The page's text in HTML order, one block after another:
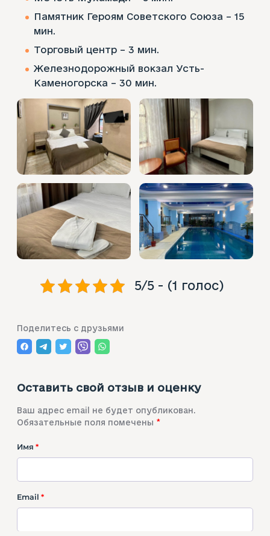
Памятник Героям Советского Союза – 15
мин.
Торговый центр – 3 мин.
Железнодорожный вокзал Усть-
Каменогорска – 30 мин.
5/5 - (1 голос)
Поделитесь с друзьями
Оставить свой отзыв и оценку
Ваш адрес email не будет опубликован.
Обязательные поля помечены *
Имя *
Email *